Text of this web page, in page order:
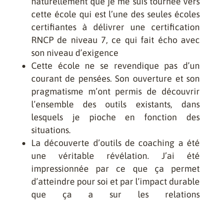
cette école qui est l’une des seules écoles
certifiantes à délivrer une certification
RNCP de niveau 7, ce qui fait écho avec
son niveau d’exigence
Cette école ne se revendique pas d’un
courant de pensées. Son ouverture et son
pragmatisme m’ont permis de découvrir
l’ensemble des outils existants, dans
lesquels je pioche en fonction des
situations.
La découverte d’outils de coaching a été
une véritable révélation. J’ai été
impressionnée par ce que ça permet
d’atteindre pour soi et par l’impact durable
que ça a sur les relations